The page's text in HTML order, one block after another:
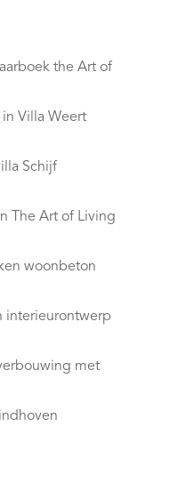
the Art of
Villa Weert
Schijf
The Art of Living
woonbeton
interieurontwerp
met